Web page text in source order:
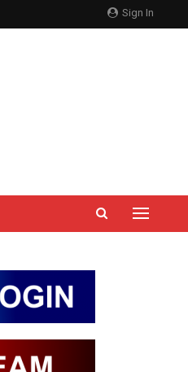
Sign In